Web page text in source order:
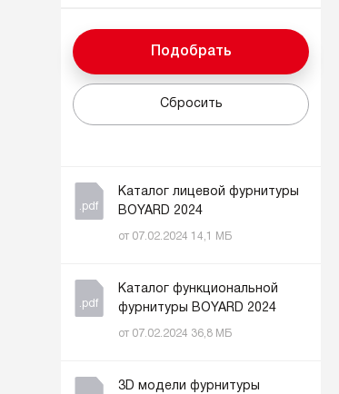
Основная продукция
Подобрать
Сбросить
.pdf
Каталог лицевой фурнитуры
BOYARD 2024
от 07.02.2024 14,1 МБ
.pdf
Каталог функциональной
фурнитуры BOYARD 2024
от 07.02.2024 36,8 МБ
3D модели фурнитуры